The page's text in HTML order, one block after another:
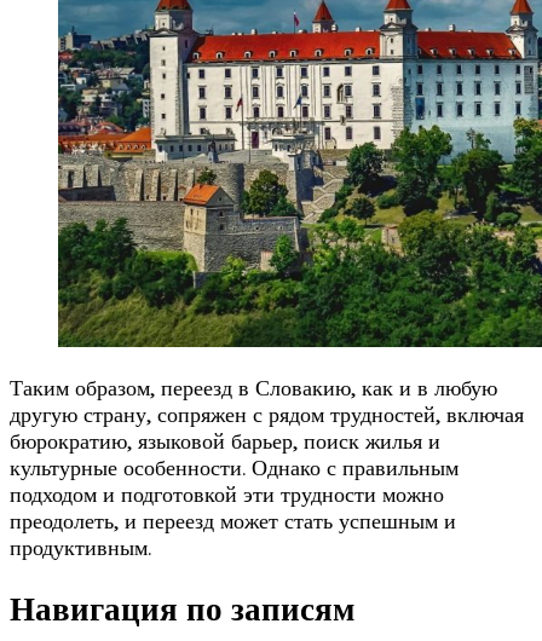
Таким образом, переезд в Словакию, как и в любую
другую страну, сопряжен с рядом трудностей, включая
бюрократию, языковой барьер, поиск жилья и
культурные особенности. Однако с правильным
подходом и подготовкой эти трудности можно
преодолеть, и переезд может стать успешным и
продуктивным.
Навигация по записям